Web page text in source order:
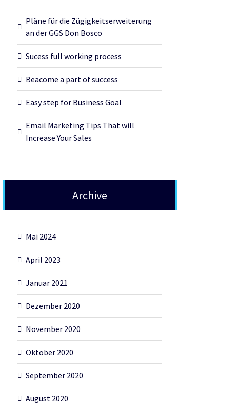
Pläne für die Zügigkeitserweiterung
an der GGS Don Bosco
Sucess full working process
Beacome a part of success
Easy step for Business Goal
Email Marketing Tips That will
Increase Your Sales
Archive
Mai 2024
April 2023
Januar 2021
Dezember 2020
November 2020
Oktober 2020
September 2020
August 2020